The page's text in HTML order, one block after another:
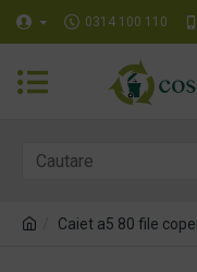
0314 100 110
Caiet a5 80 file